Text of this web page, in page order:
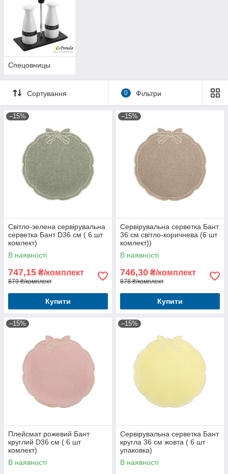
Спецовницы
Сортування 0 Фільтри
–15%
Світло-зелена сервірувальна
серветка Бант D36 см ( 6 шт
комлект)
В наявності
747,15 ₴/комплект
879 ₴/комплект
Купити
–15%
Сервірувальна серветка Бант
36 см світло-коричнева (6 шт
комлект))
В наявності
746,30 ₴/комплект
878 ₴/комплект
Купити
–15%
Плейсмат рожевий Бант
круглий D36 см ( 6 шт
комлект)
В наявності
–15%
Сервірувальна серветка Бант
кругла 36 см жовта ( 6 шт
упаковка)
В наявності